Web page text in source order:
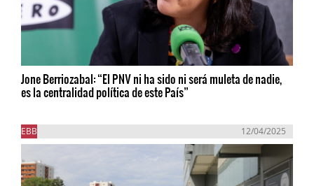
Jone Berriozabal: “El PNV ni ha sido ni será muleta de nadie,
es la centralidad política de este País”
EBB 12/04/2025